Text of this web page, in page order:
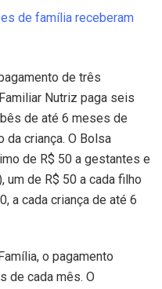
de família receberam
de três
Nutriz paga seis
de até 6 meses de
da criança. O Bolsa
de R$ 50 a gestantes e
um de R$ 50 a cada filho
a cada criança de até 6
o pagamento
de cada mês. O